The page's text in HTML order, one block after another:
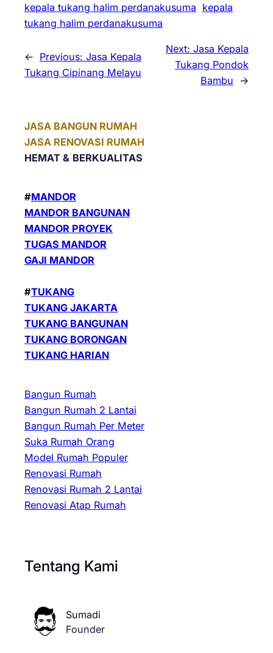
kepala tukang halim perdanakusuma kepala
tukang halim perdanakusuma
← Previous: Jasa Kepala
Tukang Cipinang Melayu
Next: Jasa Kepala
Tukang Pondok
Bambu
→
JASA BANGUN RUMAH
JASA RENOVASI RUMAH
HEMAT & BERKUALITAS
#MANDOR
MANDOR BANGUNAN
MANDOR PROYEK
TUGAS MANDOR
GAJI MANDOR
#TUKANG
TUKANG JAKARTA
TUKANG BANGUNAN
TUKANG BORONGAN
TUKANG HARIAN
Bangun Rumah
Bangun Rumah 2 Lantai
Bangun Rumah Per Meter
Suka Rumah Orang
Model Rumah Populer
Renovasi Rumah
Renovasi Rumah 2 Lantai
Renovasi Atap Rumah
Tentang Kami
Sumadi
Founder